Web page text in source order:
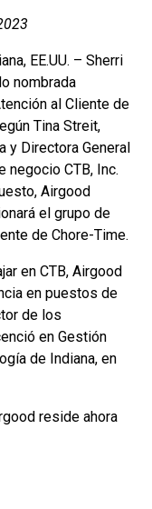
EE.UU. – Sherri
nombrada
al Cliente de
Tina Streit,
y Directora General
negocio CTB, Inc.
Airgood
el grupo de
de Chore-Time.
en CTB, Airgood
en puestos de
de los
en Gestión
de Indiana, en
reside ahora